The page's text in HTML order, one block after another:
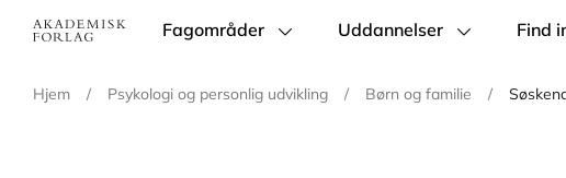
Main
Fagområder Uddannelser Find
Hjem / Psykologi og personlig udvikling / Børn og familie /